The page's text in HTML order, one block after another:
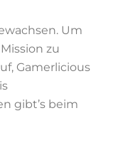
Um
zu
Gamerlicious
gibt’s beim